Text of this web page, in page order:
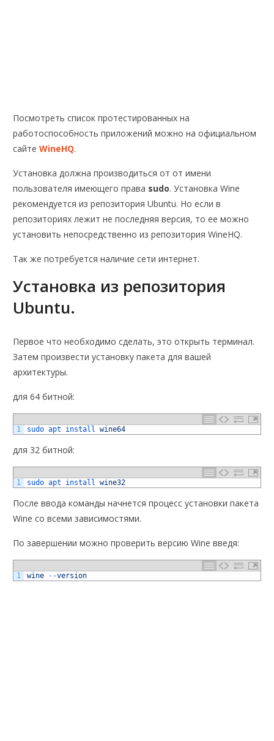
Посмотреть список протестированных на
работоспособность приложений можно на официальном
сайтеWineHQ.
Установка должна производиться от от имени
пользователя имеющего права sudo. Установка Wine
рекомендуется из репозитория Ubuntu. Но если в
репозиториях лежит не последняя версия, то ее можно
установить непосредственно из репозитория WineHQ.
Так же потребуется наличие сети интернет.
Установка из репозитория
Ubuntu.
Первое что необходимо сделать, это открыть терминал.
Затем произвести установку пакета для вашей
архитектуры.
для 64 битной:
1 sudo apt install wine64
для 32 битной:
1 sudo apt install wine32
После ввода команды начнется процесс установки пакета
Wine со всеми зависимостями.
По завершении можно проверить версию Wine введя:
1 wine --version